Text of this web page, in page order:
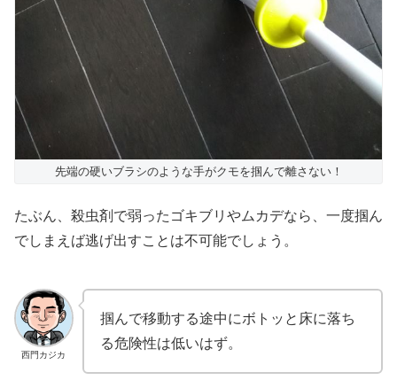
先端の硬いブラシのような手がクモを掴んで離さない！
たぶん、殺虫剤で弱ったゴキブリやムカデなら、一度掴ん
でしまえば逃げ出すことは不可能でしょう。
西門カジカ
掴んで移動する途中にボトッと床に落ち
る危険性は低いはず。